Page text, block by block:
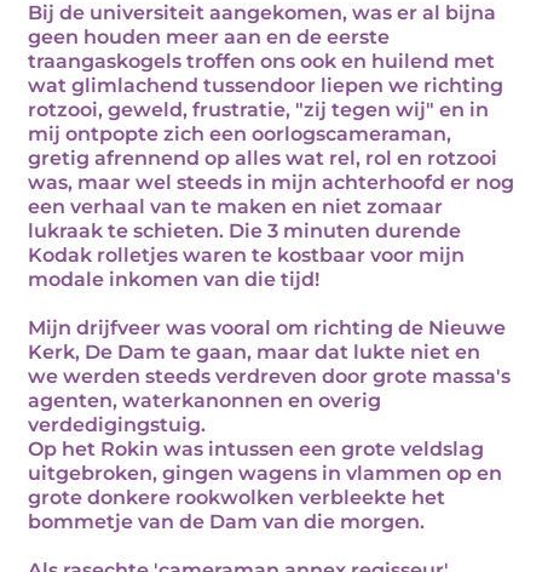
Bij de universiteit aangekomen, was er al bijna
geen houden meer aan en de eerste
traangaskogels troffen ons ook en huilend met
wat glimlachend tussendoor liepen we richting
rotzooi, geweld, frustratie, "zij tegen wij" en in
mij ontpopte zich een oorlogscameraman,
gretig afrennend op alles wat rel, rol en rotzooi
was, maar wel steeds in mijn achterhoofd er nog
een verhaal van te maken en niet zomaar
lukraak te schieten. Die 3 minuten durende
Kodak rolletjes waren te kostbaar voor mijn
modale inkomen van die tijd!
Mijn drijfveer was vooral om richting de Nieuwe
Kerk, De Dam te gaan, maar dat lukte niet en
we werden steeds verdreven door grote massa's
agenten, waterkanonnen en overig
verdedigingstuig.
Op het Rokin was intussen een grote veldslag
uitgebroken, gingen wagens in vlammen op en
grote donkere rookwolken verbleekte het
bommetje van de Dam van die morgen.